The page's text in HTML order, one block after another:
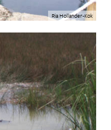
Ria Hollander-Kok